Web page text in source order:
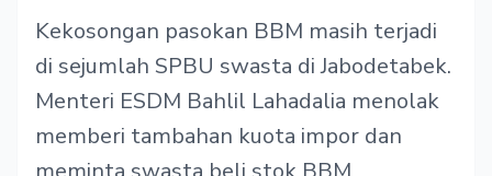
Kekosongan pasokan BBM masih terjadi
di sejumlah SPBU swasta di Jabodetabek.
Menteri ESDM Bahlil Lahadalia menolak
memberi tambahan kuota impor dan